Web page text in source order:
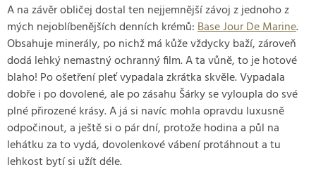
A na závěr obličej dostal ten nejjemnější závoj z jednoho z
mých nejoblíbenějších denních krémů:Base Jour De Marine.
Obsahuje minerály, po nichž má kůže vždycky baží, zároveň
dodá lehký nemastný ochranný film. A ta vůně, to je hotové
blaho! Po ošetření pleť vypadala zkrátka skvěle. Vypadala
dobře i po dovolené, ale po zásahu Šárky se vyloupla do své
plné přirozené krásy. A já si navíc mohla opravdu luxusně
odpočinout, a ještě si o pár dní, protože hodina a půl na
lehátku za to vydá, dovolenkové vábení protáhnout a tu
lehkost bytí si užít déle.